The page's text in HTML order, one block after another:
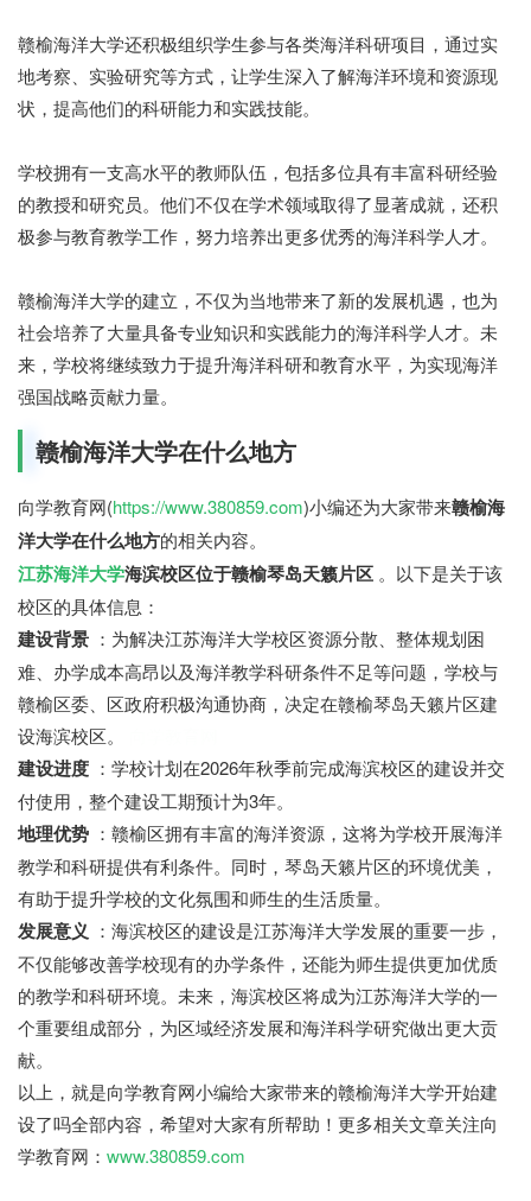
赣榆海洋大学还积极组织学生参与各类海洋科研项目，通过实
地考察、实验研究等方式，让学生深入了解海洋环境和资源现
状，提高他们的科研能力和实践技能。
学校拥有一支高水平的教师队伍，包括多位具有丰富科研经验
的教授和研究员。他们不仅在学术领域取得了显著成就，还积
极参与教育教学工作，努力培养出更多优秀的海洋科学人才。
赣榆海洋大学的建立，不仅为当地带来了新的发展机遇，也为
社会培养了大量具备专业知识和实践能力的海洋科学人才。未
来，学校将继续致力于提升海洋科研和教育水平，为实现海洋
强国战略贡献力量。
赣榆海洋大学在什么地方
向学教育网(https://www.380859.com)小编还为大家带来赣榆海
洋大学在什么地方的相关内容。
江苏海洋大学海滨校区位于赣榆琴岛天籁片区 。以下是关于该
校区的具体信息：
建设背景 ：为解决江苏海洋大学校区资源分散、整体规划困
难、办学成本高昂以及海洋教学科研条件不足等问题，学校与
赣榆区委、区政府积极沟通协商，决定在赣榆琴岛天籁片区建
设海滨校区。
建设进度 ：学校计划在2026年秋季前完成海滨校区的建设并交
付使用，整个建设工期预计为3年。
地理优势 ：赣榆区拥有丰富的海洋资源，这将为学校开展海洋
教学和科研提供有利条件。同时，琴岛天籁片区的环境优美，
有助于提升学校的文化氛围和师生的生活质量。
发展意义 ：海滨校区的建设是江苏海洋大学发展的重要一步，
不仅能够改善学校现有的办学条件，还能为师生提供更加优质
的教学和科研环境。未来，海滨校区将成为江苏海洋大学的一
个重要组成部分，为区域经济发展和海洋科学研究做出更大贡
献。
以上，就是向学教育网小编给大家带来的赣榆海洋大学开始建
设了吗全部内容，希望对大家有所帮助！更多相关文章关注向
学教育网： www.380859.com